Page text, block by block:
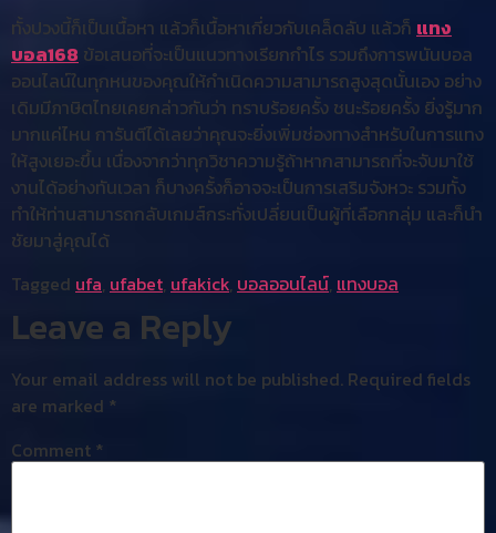
ทั้งปวงนี้ก็เป็นเนื้อหา แล้วก็เนื้อหาเกี่ยวกับเคล็ดลับ แล้วก็ แทง
บอล168 ข้อเสนอที่จะเป็นแนวทางเรียกกำไร รวมถึงการพนันบอล
ออนไลน์ในทุกหนของคุณให้กำเนิดความสามารถสูงสุดนั้นเอง อย่าง
เดิมมีภาษิตไทยเคยกล่าวกันว่า ทราบร้อยครั้ง ชนะร้อยครั้ง ยิ่งรู้มาก
มากแค่ไหน การันตีได้เลยว่าคุณจะยิ่งเพิ่มช่องทางสำหรับในการแทง
ให้สูงเยอะขึ้น เนื่องจากว่าทุกวิชาความรู้ถ้าหากสามารถที่จะจับมาใช้
งานได้อย่างทันเวลา ก็บางครั้งก็อาจจะเป็นการเสริมจังหวะ รวมทั้ง
ทำให้ท่านสามารถกลับเกมส์กระทั่งเปลี่ยนเป็นผู้ที่เลือกกลุ่ม และก็นำ
ชัยมาสู่คุณได้
Tagged ufa, ufabet, ufakick, บอลออนไลน์, แทงบอล
Leave a Reply
Your email address will not be published. Required fields
are marked *
Comment *